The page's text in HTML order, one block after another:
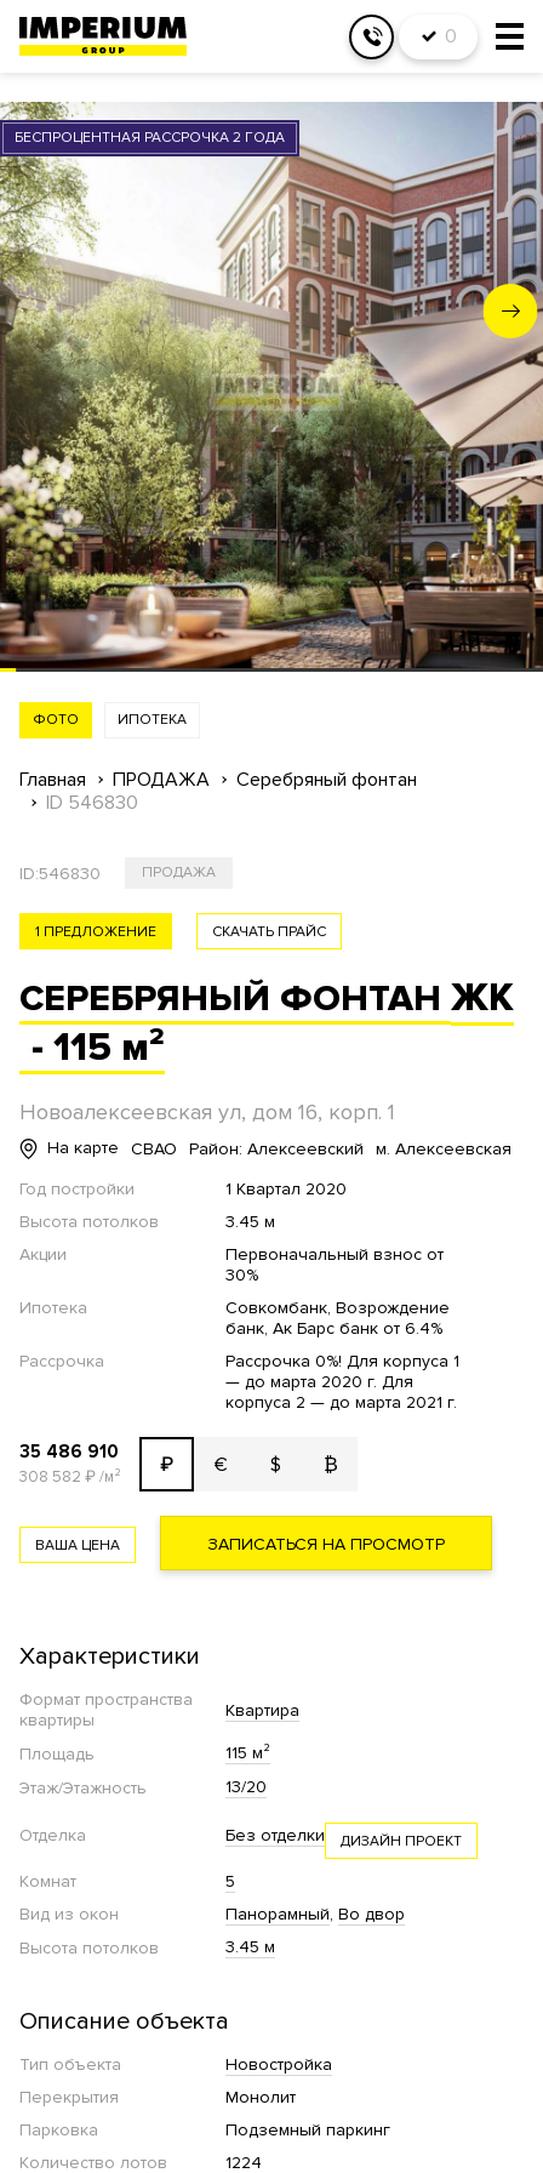
0
БЕСПРОЦЕНТНАЯ РАССРОЧКА 2 ГОДА
ФОТО ИПОТЕКА
Главная ПРОДАЖА
Серебряный фонтан
ID 546830
ID:546830 ПРОДАЖА
СКАЧАТЬ ПРАЙС
1 ПРЕДЛОЖЕНИЕ
СЕРЕБРЯНЫЙ ФОНТАН ЖК
- 115 м²
Новоалексеевская ул, дом 16, корп. 1
На карте СВАО Район: Алексеевский
м. Алексеевская
Год постройки
1 Квартал 2020
Высота потолков
3.45 м
Акции
Первоначальный взнос от
30%
Ипотека
Совкомбанк, Возрождение
банк, Ак Барс банк от 6.4%
Рассрочка
Рассрочка 0%! Для корпуса 1
— до марта 2020 г. Для
корпуса 2 — до марта 2021 г.
35 486 910
308 582 ₽/м² ₽ € $ ₿
ВАША ЦЕНА ЗАПИСАТЬСЯ НА ПРОСМОТР
Характеристики
Формат пространства
квартиры
Квартира
Площадь
115 м²
Этаж/Этажность
13/20
Отделка Без отделки ДИЗАЙН ПРОЕКТ
Комнат
5
Вид из окон
Панорамный Во двор
Высота потолков
3.45 м
Описание объекта
Тип объекта
Новостройка
Перекрытия
Монолит
Парковка
Подземный паркинг
Количество лотов
1224